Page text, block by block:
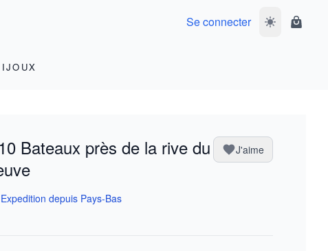
Se connecter Basculer le
Panier
Bateaux près de la rive du
J'aime
Expedition depuis Pays-Bas